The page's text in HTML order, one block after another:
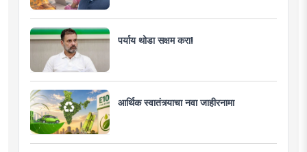
पर्याय थोडा सक्षम करा!
आर्थिक स्वातंत्र्याचा नवा जाहीरनामा